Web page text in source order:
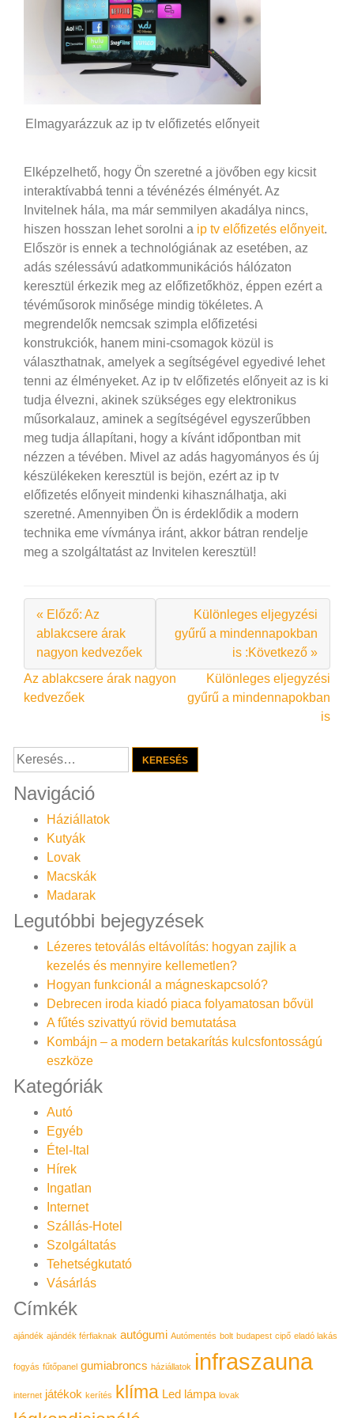
Elmagyarázzuk az ip tv előfizetés előnyeit
Elképzelhető, hogy Ön szeretné a jövőben egy kicsit
interaktívabbá tenni a tévénézés élményét. Az
Invitelnek hála, ma már semmilyen akadálya nincs,
hiszen hosszan lehet sorolni a ip tv előfizetés előnyeit.
Először is ennek a technológiának az esetében, az
adás szélessávú adatkommunikációs hálózaton
keresztül érkezik meg az előfizetőkhöz, éppen ezért a
tévéműsorok minősége mindig tökéletes. A
megrendelők nemcsak szimpla előfizetési
konstrukciók, hanem mini-csomagok közül is
választhatnak, amelyek a segítségével egyedivé lehet
tenni az élményeket. Az ip tv előfizetés előnyeit az is ki
tudja élvezni, akinek szükséges egy elektronikus
műsorkalauz, aminek a segítségével egyszerűbben
meg tudja állapítani, hogy a kívánt időpontban mit
nézzen a tévében. Mivel az adás hagyományos és új
készülékeken keresztül is bejön, ezért az ip tv
előfizetés előnyeit mindenki kihasználhatja, aki
szeretné. Amennyiben Ön is érdeklődik a modern
technika eme vívmánya iránt, akkor bátran rendelje
meg a szolgáltatást az Invitelen keresztül!
« Előző: Az
ablakcsere árak
nagyon kedvezőek
Különleges eljegyzési
gyűrű a mindennapokban
is :Következő »
Bejegyzés
navigáció
Az ablakcsere árak nagyon
kedvezőek
Különleges eljegyzési
gyűrű a mindennapokban
is
Keresés:
Navigáció
Háziállatok
Kutyák
Lovak
Macskák
Madarak
Legutóbbi bejegyzések
Lézeres tetoválás eltávolítás: hogyan zajlik a
kezelés és mennyire kellemetlen?
Hogyan funkcionál a mágneskapcsoló?
Debrecen iroda kiadó piaca folyamatosan bővül
A fűtés szivattyú rövid bemutatása
Kombájn – a modern betakarítás kulcsfontosságú
eszköze
Kategóriák
Autó
Egyéb
Étel-Ital
Hírek
Ingatlan
Internet
Szállás-Hotel
Szolgáltatás
Tehetségkutató
Vásárlás
Címkék
ajándék ajándék férfiaknak autógumi Autómentés bolt budapest cipő eladó lakás
fogyás fűtőpanel gumiabroncs háziállatok infraszauna
internet játékok kerítés klíma Led lámpa lovak